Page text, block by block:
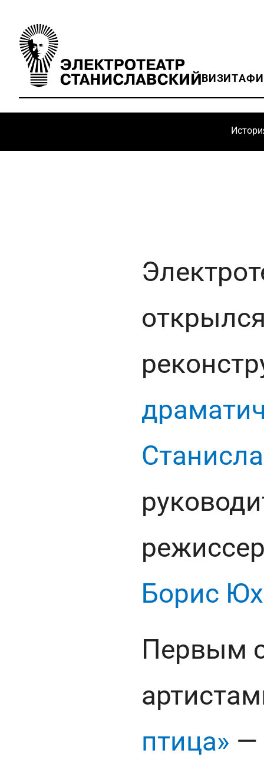
ВИЗИТ
Борис
Первым
птица» —